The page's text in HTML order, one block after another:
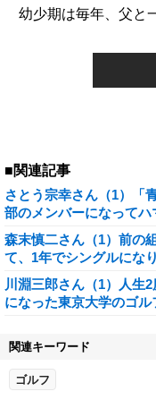
幼少期は毎年、父と
■関連記事
さとう宗幸さん（1）「
部のメンバーになってハ
森末慎二さん（1）前の
て、1年でシングルにな
川淵三郎さん（1）人生
になった東京大学のゴル
関連キーワード
ゴルフ